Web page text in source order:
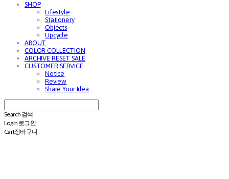
SHOP
Lifestyle
Stationery
Objects
Upcycle
ABOUT
COLOR COLLECTION
ARCHIVE RESET SALE
CUSTOMER SERVICE
Notice
Review
Share Your Idea
Search 검색
Log In 로그인
Cart장바구니